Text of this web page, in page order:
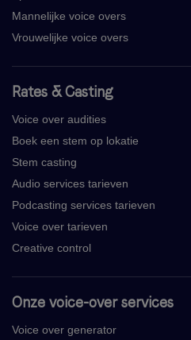
Mannelijke voice overs
Vrouwelijke voice overs
Rates & Casting
Voice over audities
Boek een stem op lokatie
Stem casting
Audio services tarieven
Podcasting services tarieven
Voice over tarieven
Creative control
Onze voice-over services
Voice over generator